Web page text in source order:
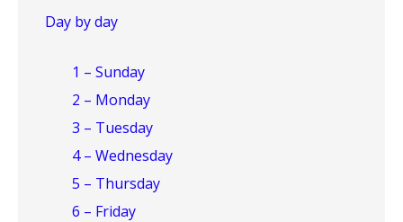
Day by day
1 – Sunday
2 – Monday
3 – Tuesday
4 – Wednesday
5 – Thursday
6 – Friday